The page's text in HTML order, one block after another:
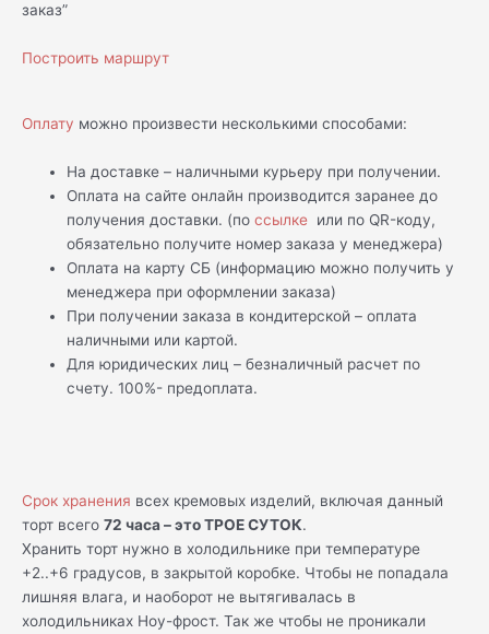
заказ”
Построить маршрут
Оплату можно произвести несколькими способами:
На доставке – наличными курьеру при получении.
Оплата на сайте онлайн производится заранее до
получения доставки. (поссылке или по QR-коду,
обязательно получите номер заказа у менеджера)
Оплата на карту СБ (информацию можно получить у
менеджера при оформлении заказа)
При получении заказа в кондитерской – оплата
наличными или картой.
Для юридических лиц – безналичный расчет по
счету. 100%- предоплата.
Срок хранения всех кремовых изделий, включая данный
торт всего 72 часа – это ТРОЕ СУТОК.
Хранить торт нужно в холодильнике при температуре
+2..+6 градусов, в закрытой коробке. Чтобы не попадала
лишняя влага, и наоборот не вытягивалась в
холодильниках Ноу-фрост. Так же чтобы не проникали